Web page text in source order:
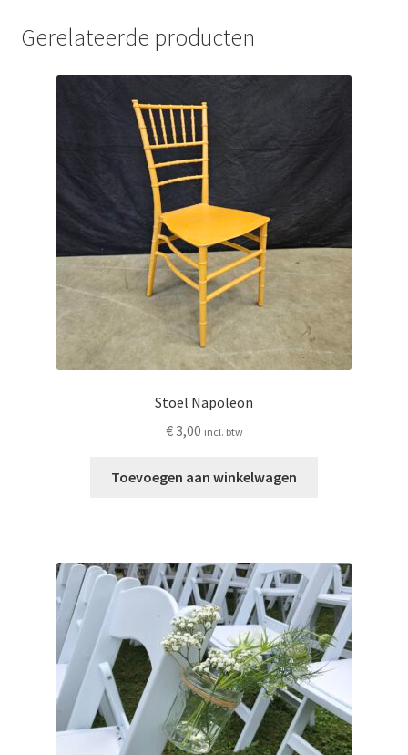
Gerelateerde producten
Stoel Napoleon
€3,00 incl. btw
Toevoegen aan winkelwagen